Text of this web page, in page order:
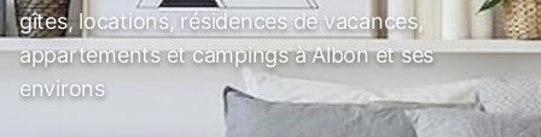
gîtes, locations, résidences de vacances,
appartements et campings à Albon et ses
environs